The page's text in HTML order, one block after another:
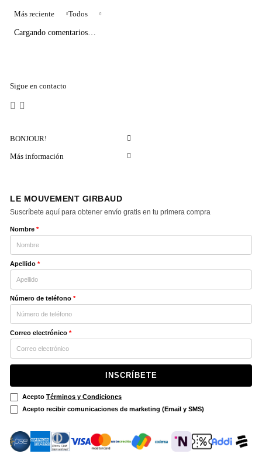
Más reciente Todos
Cargando comentarios…
Sigue en contacto
BONJOUR!
Más información
LE MOUVEMENT GIRBAUD
Suscríbete aquí para obtener envío gratis en tu primera compra
Nombre *
Apellido *
Número de teléfono *
Correo electrónico *
INSCRÍBETE
Acepto Términos y Condiciones
Acepto recibir comunicaciones de marketing (Email y SMS)